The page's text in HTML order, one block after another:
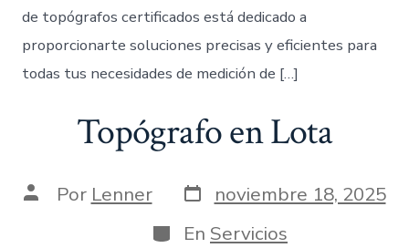
de topógrafos certificados está dedicado a
proporcionarte soluciones precisas y eficientes para
todas tus necesidades de medición de […]
Topógrafo en Lota
AutorPor Lenner Fecha
de
publicación
noviembre 18, 2025
Categorías
En Servicios